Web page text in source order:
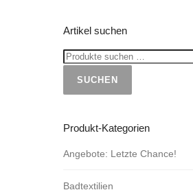
Artikel suchen
SUCHEN
Produkt-Kategorien
Angebote: Letzte Chance!
Badtextilien